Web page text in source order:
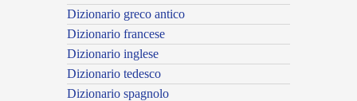
Dizionario greco antico
Dizionario francese
Dizionario inglese
Dizionario tedesco
Dizionario spagnolo